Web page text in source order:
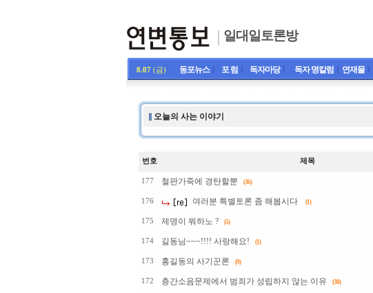
일대일토론방
8.07 (금) 동포뉴스ㅣ 포 럼 독자마당ㅣ 독자 명칼럼 연재물ㅣ
오늘의 사는 이야기
번호 제목
177 철판가죽에 경탄할뿐 (36)
176 여러분 특별토론 좀 해봅시다 (1)
175 제명이 뭐하노 ? (5)
174 길동님~~~!!!! 사랑해요! (1)
173 홍길동의 사기꾼론 (9)
172 층간소음문제에서 범죄가 성립하지 않는 이유 (30)